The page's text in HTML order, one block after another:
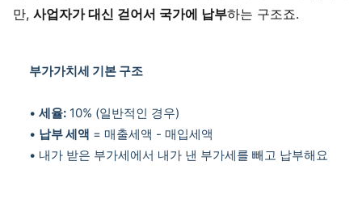
만, 사업자가 대신 걷어서 국가에 납부하는 구조죠.
부가가치세 기본 구조
• 세율: 10% (일반적인 경우)
• 납부 세액 = 매출세액 - 매입세액
• 내가 받은 부가세에서 내가 낸 부가세를 빼고 납부해요